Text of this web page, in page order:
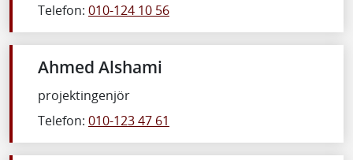
Telefon: 010-124 10 56
Ahmed Alshami
projektingenjör
Telefon: 010-123 47 61